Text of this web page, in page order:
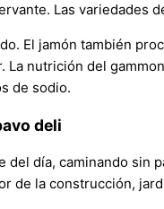
Las variedades
El jamón también
nutrición del
de sodio.
deli
del día, caminando sin
de la construcción,